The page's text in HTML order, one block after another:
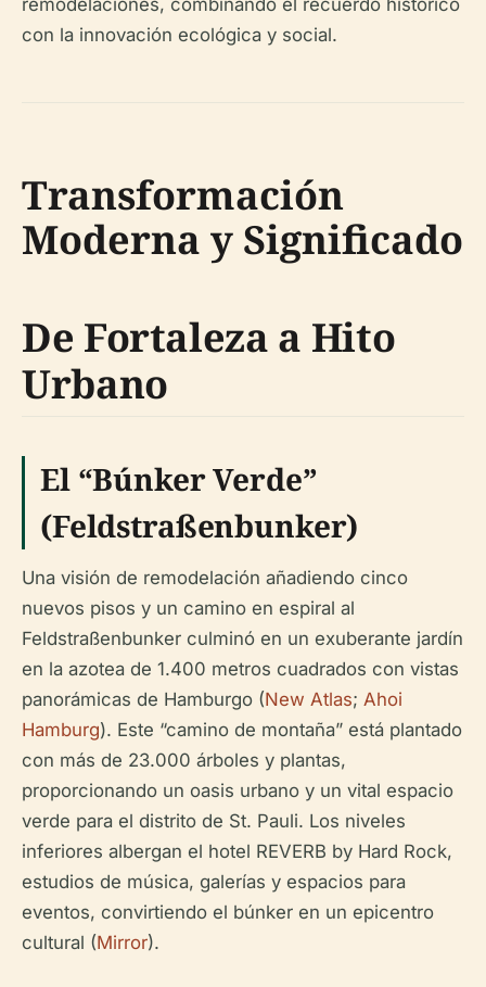
con la innovación ecológica y social.
Transformación
Moderna y Significado
De Fortaleza a Hito
Urbano
El “Búnker Verde”
(Feldstraßenbunker)
Una visión de remodelación añadiendo cinco
nuevos pisos y un camino en espiral al
Feldstraßenbunker culminó en un exuberante jardín
en la azotea de 1.400 metros cuadrados con vistas
panorámicas de Hamburgo (New Atlas; Ahoi
Hamburg). Este “camino de montaña” está plantado
con más de 23.000 árboles y plantas,
proporcionando un oasis urbano y un vital espacio
verde para el distrito de St. Pauli. Los niveles
inferiores albergan el hotel REVERB by Hard Rock,
estudios de música, galerías y espacios para
eventos, convirtiendo el búnker en un epicentro
cultural (Mirror).